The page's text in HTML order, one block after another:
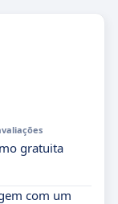
gratuita
com um